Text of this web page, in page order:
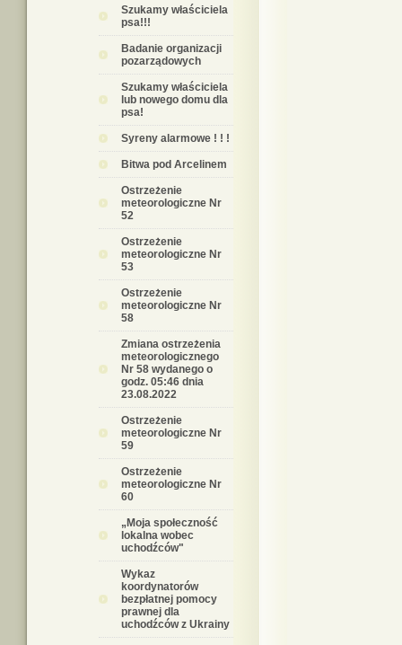
Szukamy właściciela
psa!!!
Badanie organizacji
pozarządowych
Szukamy właściciela
lub nowego domu dla
psa!
Syreny alarmowe ! ! !
Bitwa pod Arcelinem
Ostrzeżenie
meteorologiczne Nr
52
Ostrzeżenie
meteorologiczne Nr
53
Ostrzeżenie
meteorologiczne Nr
58
Zmiana ostrzeżenia
meteorologicznego
Nr 58 wydanego o
godz. 05:46 dnia
23.08.2022
Ostrzeżenie
meteorologiczne Nr
59
Ostrzeżenie
meteorologiczne Nr
60
„Moja społeczność
lokalna wobec
uchodźców"
Wykaz
koordynatorów
bezpłatnej pomocy
prawnej dla
uchodźców z Ukrainy